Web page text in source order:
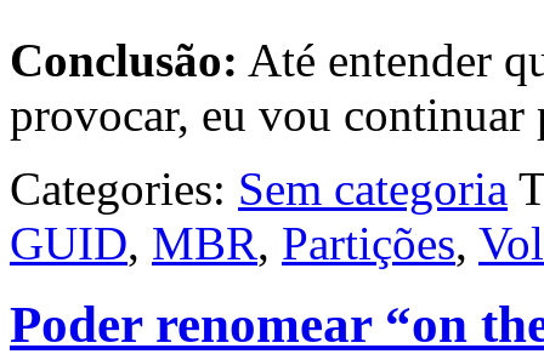
Conclusão: Até entender
provocar, eu vou
Categories: Sem categoria
GUID, MBR, Partições,
Poder renomear “on